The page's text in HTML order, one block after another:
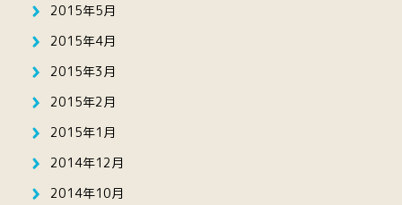
2015年5月
2015年4月
2015年3月
2015年2月
2015年1月
2014年12月
2014年10月